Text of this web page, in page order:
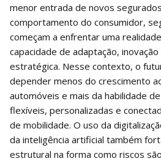
menor entrada de novos
comportamento do consumidor,
começam a enfrentar uma
capacidade de adaptação,
estratégica. Nesse contexto, o
depender menos do crescimento
automóveis e mais da habilidade
flexíveis, personalizadas e
de mobilidade. O uso da
da inteligência artificial também
estrutural na forma como riscos